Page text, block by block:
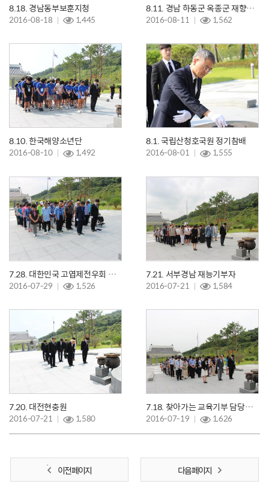
8.18. 경남동부보훈지청
2016-08-18 1,445
8.11. 경남 하동군 옥종군 재향군인회
2016-08-11 1,562
8.10. 한국해양소년단
2016-08-10 1,492
8.1. 국립산청호국원 정기참배
2016-08-01 1,555
7.28. 대한민국 고엽제전우회 전남곡성군지회
2016-07-29 1,526
7.21. 서부경남 재능기부자
2016-07-21 1,584
7.20. 대전현충원
2016-07-21 1,580
7.18. 찾아가는 교육기부 담당자 연수
2016-07-19 1,626
이전 페이지 다음 페이지